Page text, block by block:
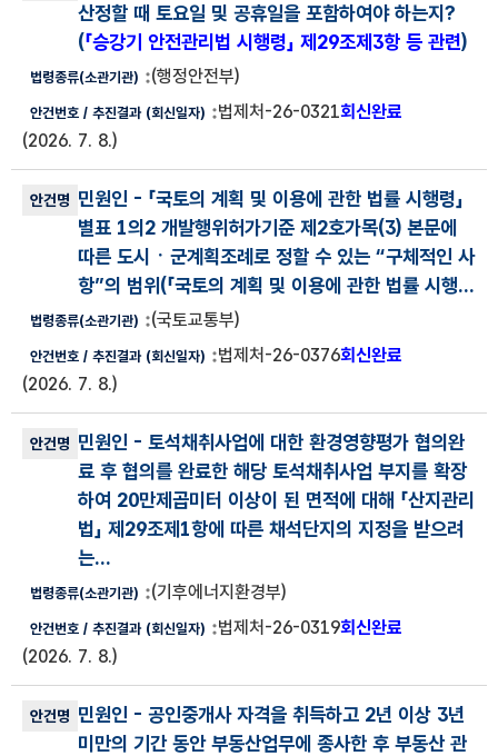
산정할 때 토요일 및 공휴일을 포함하여야 하는지?
(「승강기 안전관리법 시행령」 제29조제3항 등 관련)
(행정안전부)
법제처-26-0321회신완료
(2026. 7. 8.)
민원인 - 「국토의 계획 및 이용에 관한 법률 시행령」
별표 1의2 개발행위허가기준 제2호가목(3) 본문에
따른 도시ㆍ군계획조례로 정할 수 있는 “구체적인 사
항”의 범위(「국토의 계획 및 이용에 관한 법률 시행...
(국토교통부)
법제처-26-0376회신완료
(2026. 7. 8.)
민원인 - 토석채취사업에 대한 환경영향평가 협의완
료 후 협의를 완료한 해당 토석채취사업 부지를 확장
하여 20만제곱미터 이상이 된 면적에 대해 「산지관리
법」 제29조제1항에 따른 채석단지의 지정을 받으려
는...
(기후에너지환경부)
법제처-26-0319회신완료
(2026. 7. 8.)
민원인 - 공인중개사 자격을 취득하고 2년 이상 3년
미만의 기간 동안 부동산업무에 종사한 후 부동산 관